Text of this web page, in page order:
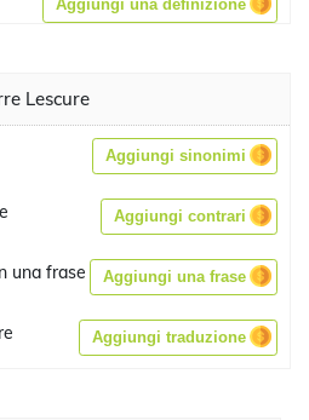
Aggiungi una definizione
Lescure
Aggiungi sinonimi
Aggiungi contrari
una frase Aggiungi una frase
Aggiungi traduzione